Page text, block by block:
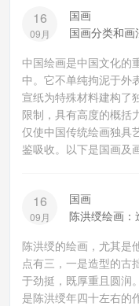
16
09月
国画
国画分类和画
中国绘画是中国文化的
中。它不单纯拘泥于外
宣纸为特殊材料建构了
限制，具有高度的概括
仅使中国传统绘画独具
鉴吸收。以下是国画及
16
09月
国画
陈洪绶绘画：
陈洪绶的绘画，尤其是
点有三，一是造型的古
于劲挺，既厚重且圆润
是陈洪绶年四十左右的